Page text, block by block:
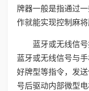
牌器一般是指通过
作就能实现控制麻将
蓝牙或无线信
蓝牙或无线信号与
好牌型等指令，发
号后驱动内部微型